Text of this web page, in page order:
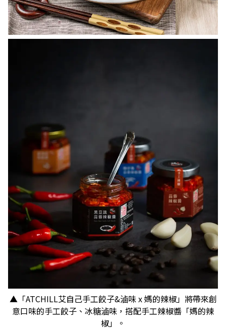
▲「ATCHILL艾自己手工餃子&滷味 x 媽的辣椒」將帶來創
意口味的手工餃子、冰糖滷味，搭配手工辣椒醬「媽的辣
椒」。